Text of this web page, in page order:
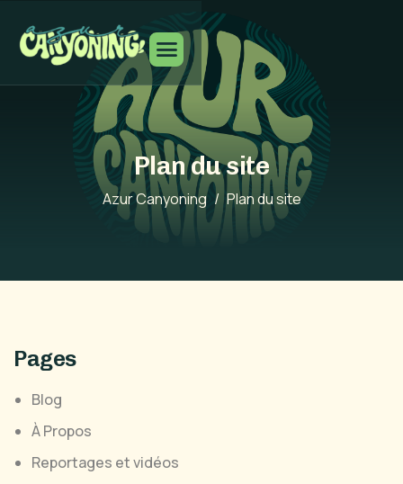
Plan du site
Azur Canyoning Plan du site
Pages
Blog
À Propos
Reportages et vidéos